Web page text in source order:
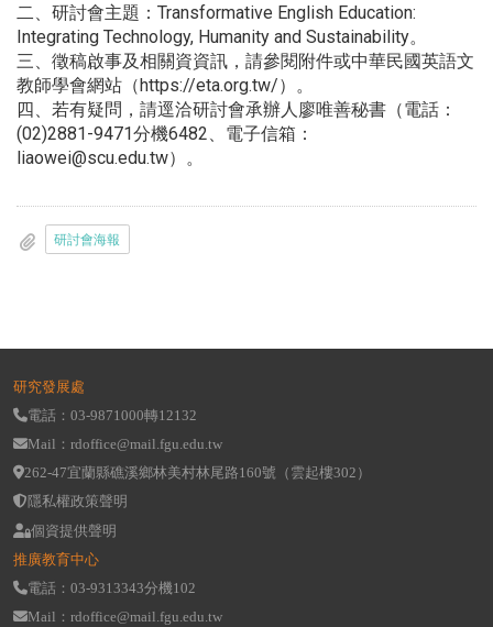
二、研討會主題：Transformative English Education:
Integrating Technology, Humanity and Sustainability。
三、徵稿啟事及相關資資訊，請參閱附件或中華民國英語文
教師學會網站（https://eta.org.tw/）。
四、若有疑問，請逕洽研討會承辦人廖唯善秘書（電話：
(02)2881-9471分機6482、電子信箱：
liaowei@scu.edu.tw）。
研討會海報
研究發展處
電話：03-9871000轉12132
Mail：rdoffice@mail.fgu.edu.tw
262-47宜蘭縣礁溪鄉林美村林尾路160號（雲起樓302）
隱私權政策聲明
個資提供聲明
推廣教育中心
電話：03-9313343分機102
Mail：rdoffice@mail.fgu.edu.tw